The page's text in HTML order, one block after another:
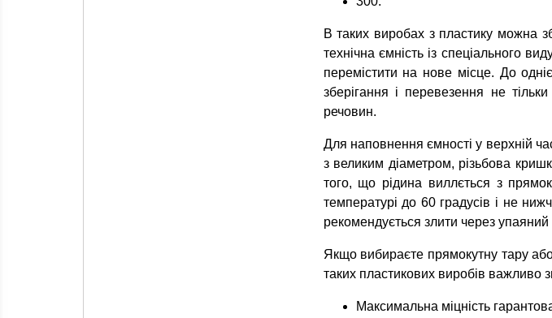
В таких виробах з пластику можна
технічна ємність із спеціального
перемістити на нове місце. До
зберігання і перевезення не
речовин.
Для наповнення ємності у верхній
з великим діаметром, різьбова
того, що рідина виллється з
температурі до 60 градусів і не
рекомендується злити через
Якщо вибираєте прямокутну тару
таких пластикових виробів важливо
Максимальна міцність